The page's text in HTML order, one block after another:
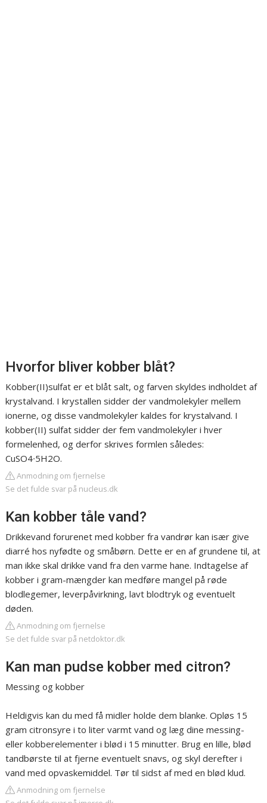
Hvorfor bliver kobber blåt?
Kobber(II)sulfat er et blåt salt, og farven skyldes indholdet af
krystalvand. I krystallen sidder der vandmolekyler mellem
ionerne, og disse vandmolekyler kaldes for krystalvand. I
kobber(II) sulfat sidder der fem vandmolekyler i hver
formelenhed, og derfor skrives formlen således:
CuSO4∙5H2O.
Anmodning om fjernelse
Se det fulde svar på nucleus.dk
Kan kobber tåle vand?
Drikkevand forurenet med kobber fra vandrør kan især give
diarré hos nyfødte og småbørn. Dette er en af grundene til, at
man ikke skal drikke vand fra den varme hane. Indtagelse af
kobber i gram-mængder kan medføre mangel på røde
blodlegemer, leverpåvirkning, lavt blodtryk og eventuelt
døden.
Anmodning om fjernelse
Se det fulde svar på netdoktor.dk
Kan man pudse kobber med citron?
Messing og kobber
Heldigvis kan du med få midler holde dem blanke. Opløs 15
gram citronsyre i to liter varmt vand og læg dine messing-
eller kobberelementer i blød i 15 minutter. Brug en lille, blød
tandbørste til at fjerne eventuelt snavs, og skyl derefter i
vand med opvaskemiddel. Tør til sidst af med en blød klud.
Anmodning om fjernelse